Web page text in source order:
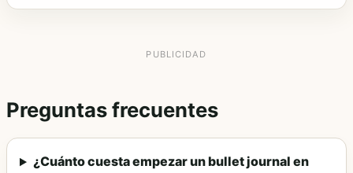
Preguntas frecuentes
¿Cuánto cuesta empezar un bullet journal en